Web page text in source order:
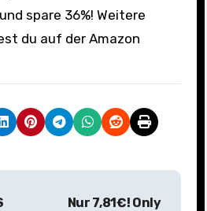
spare 36%! Weitere
du auf der Amazon
Nur 7,81€! Only